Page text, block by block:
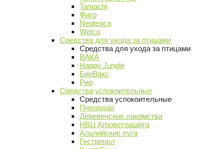
Tamachi
Фито
Neoterica
Welco
Средства для ухода за птицами
Средства для ухода за птицами
ВАКА
Happy Jungle
БиоВакс
Рио
Средства успокоительные
Средства успокоительные
Пчелодар
Деревенские лакомства
НВЦ Агроветзащита
Альпийские луга
Гестренол